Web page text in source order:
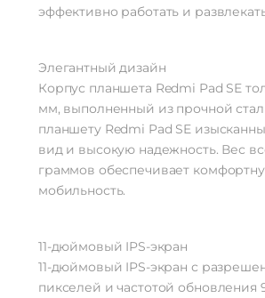
эффективно работать и
Элегантный дизайн
Корпус планшета Redmi Pad SE
мм, выполненный из прочной
планшету Redmi Pad SE
вид и высокую надежность. Вес
граммов обеспечивает
мобильность.
11-дюймовый IPS-экран
11-дюймовый IPS-экран с
пикселей и частотой обновления